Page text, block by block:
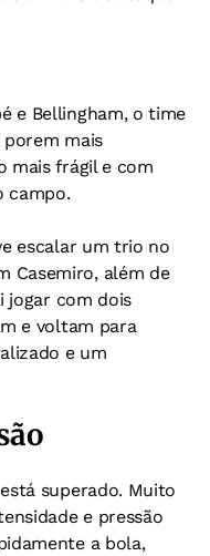
e Bellingham, o time
mais
mais frágil e com
campo.
escalar um trio no
Casemiro, além de
jogar com dois
e voltam para
e um
superado. Muito
e pressão
a bola,